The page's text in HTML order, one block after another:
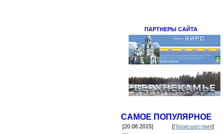
ПАРТНЕРЫ САЙТА
САМОЕ ПОПУЛЯРНОЕ
[20.08.2015] [Происшествия]